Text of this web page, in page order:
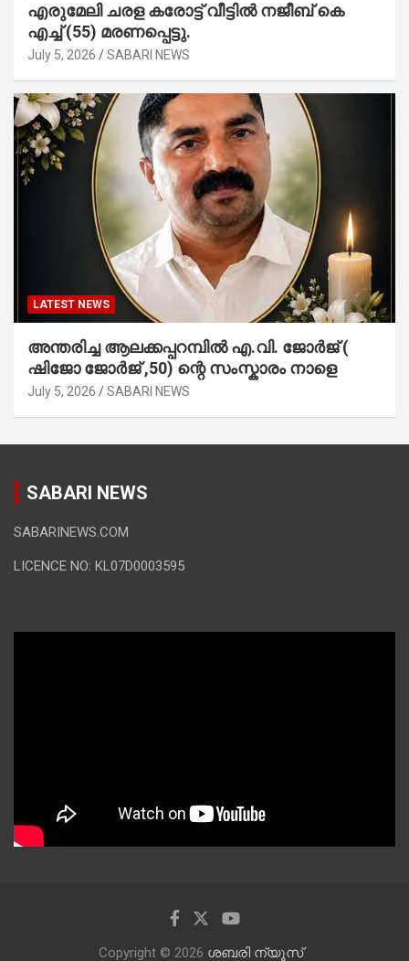
എരുമേലി ചരള കരോട്ട് വീട്ടിൽ നജീബ് കെ
എച്ച് (55) മരണപ്പെട്ടു.
July 5, 2026 SABARI NEWS
LATEST NEWS
അന്തരിച്ച ആ​ല​ക്ക​പ്പ​റമ്പിൽ​ എ.​വി. ജോ​ർ​ജ് (
ഷിജോ ജോർജ് ,50) ന്റെ സംസ്കാരം നാളെ
July 5, 2026 SABARI NEWS
SABARI NEWS
SABARINEWS.COM
LICENCE NO: KL07D0003595
Copyright © 2026 ശബരി ന്യൂസ്